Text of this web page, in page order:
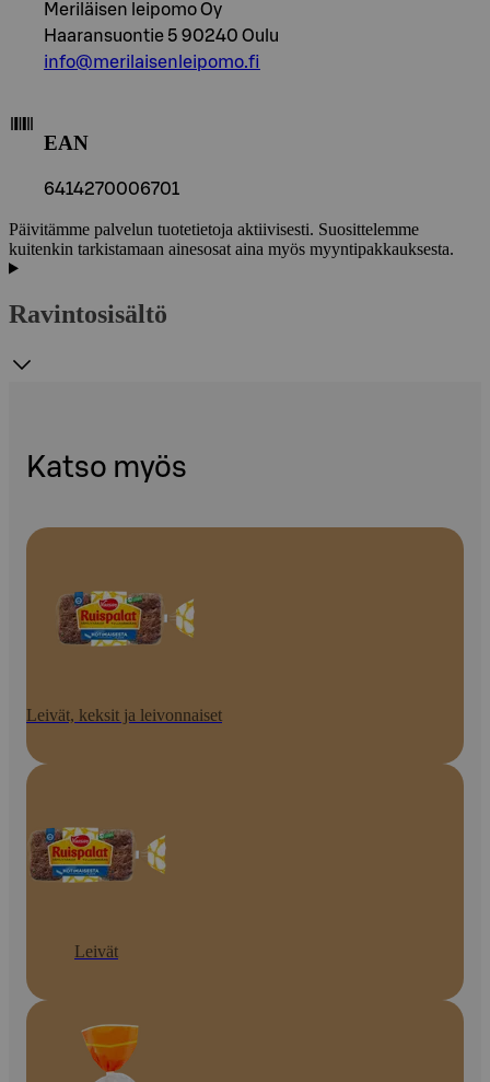
Meriläisen leipomo Oy
Haaransuontie 5 90240 Oulu
info@merilaisenleipomo.fi
EAN
6414270006701
Päivitämme palvelun tuotetietoja aktiivisesti. Suosittelemme
kuitenkin tarkistamaan ainesosat aina myös myyntipakkauksesta.
Ravintosisältö
Katso myös
Leivät, keksit ja leivonnaiset
Leivät